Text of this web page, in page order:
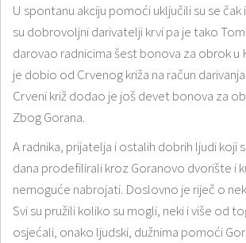
U spontanu akciju pomoći uključili su se čak
su dobrovoljni darivatelji krvi pa je tako
darovao radnicima šest bonova za obrok u
je dobio od Crvenog križa na račun
Crveni križ dodao je još devet bonova za
Zbog Gorana.
A radnika, prijatelja i ostalih dobrih ljudi koji
dana prodefilirali kroz Goranovo dvorište i
nemoguće nabrojati. Doslovno je riječ o
Svi su pružili koliko su mogli, neki i više od
osjećali, onako ljudski, dužnima pomoći